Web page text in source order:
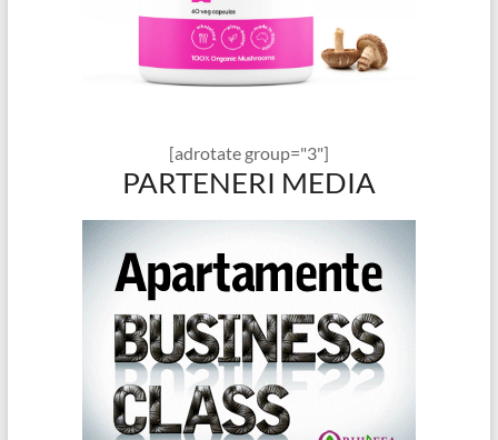
[adrotate group="3"]
PARTENERI MEDIA